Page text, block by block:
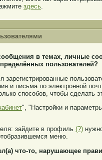
здесь
в темах, личные
пользователей?
зарегистрированные
и письма по электронной
способов, чтобы сделать
", "Настройки и
зайдите в профиль (?)
меню.
что-то, нарушающее